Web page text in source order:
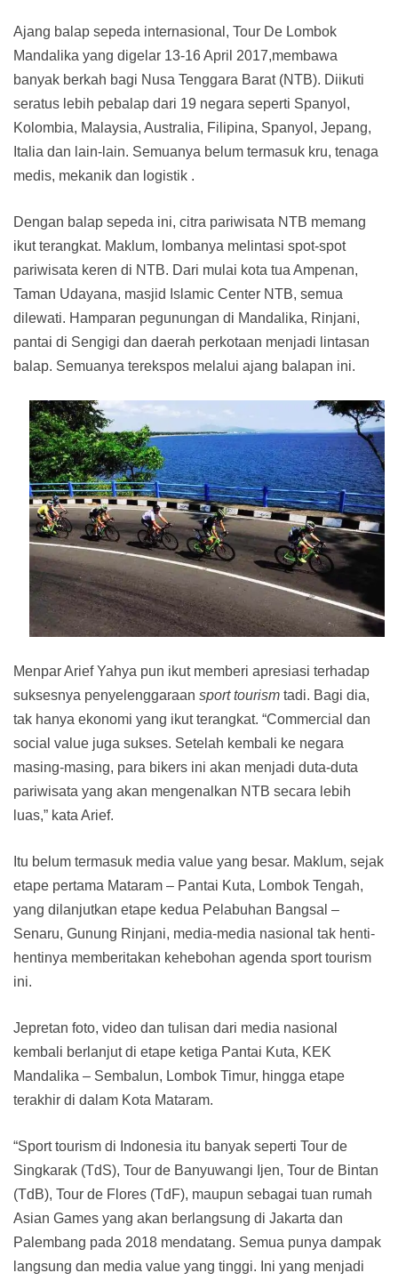
Ajang balap sepeda internasional, Tour De Lombok
Mandalika yang digelar 13-16 April 2017,membawa
banyak berkah bagi Nusa Tenggara Barat (NTB). Diikuti
seratus lebih pebalap dari 19 negara seperti Spanyol,
Kolombia, Malaysia, Australia, Filipina, Spanyol, Jepang,
Italia dan lain-lain. Semuanya belum termasuk kru, tenaga
medis, mekanik dan logistik .
Dengan balap sepeda ini, citra pariwisata NTB memang
ikut terangkat. Maklum, lombanya melintasi spot-spot
pariwisata keren di NTB. Dari mulai kota tua Ampenan,
Taman Udayana, masjid Islamic Center NTB, semua
dilewati. Hamparan pegunungan di Mandalika, Rinjani,
pantai di Sengigi dan daerah perkotaan menjadi lintasan
balap. Semuanya terekspos melalui ajang balapan ini.
Menpar Arief Yahya pun ikut memberi apresiasi terhadap
suksesnya penyelenggaraan sport tourism tadi. Bagi dia,
tak hanya ekonomi yang ikut terangkat. “Commercial dan
social value juga sukses. Setelah kembali ke negara
masing-masing, para bikers ini akan menjadi duta-duta
pariwisata yang akan mengenalkan NTB secara lebih
luas,” kata Arief.
Itu belum termasuk media value yang besar. Maklum, sejak
etape pertama Mataram – Pantai Kuta, Lombok Tengah,
yang dilanjutkan etape kedua Pelabuhan Bangsal –
Senaru, Gunung Rinjani, media-media nasional tak henti-
hentinya memberitakan kehebohan agenda sport tourism
ini.
Jepretan foto, video dan tulisan dari media nasional
kembali berlanjut di etape ketiga Pantai Kuta, KEK
Mandalika – Sembalun, Lombok Timur, hingga etape
terakhir di dalam Kota Mataram.
“Sport tourism di Indonesia itu banyak seperti Tour de
Singkarak (TdS), Tour de Banyuwangi Ijen, Tour de Bintan
(TdB), Tour de Flores (TdF), maupun sebagai tuan rumah
Asian Games yang akan berlangsung di Jakarta dan
Palembang pada 2018 mendatang. Semua punya dampak
langsung dan media value yang tinggi. Ini yang menjadi